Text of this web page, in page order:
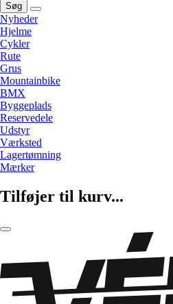
Søg
Nyheder
Hjelme
Cykler
Rute
Grus
Mountainbike
BMX
Byggeplads
Reservedele
Udstyr
Værksted
Lagertømning
Mærker
Tilføjer til kurv...